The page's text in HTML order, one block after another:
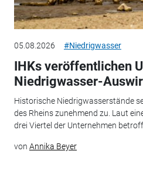
05.08.2026 #Niedrigwasser
IHKs veröffentlichen
Niedrigwasser-
Historische Niedrigwasserstände
des Rheins zunehmend zu. Laut
drei Viertel der Unternehmen
von Annika Beyer